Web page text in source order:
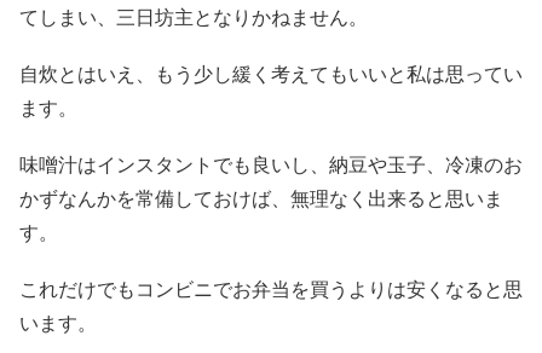
てしまい、三日坊主となりかねません。
自炊とはいえ、もう少し緩く考えてもいいと私は思ってい
ます。
味噌汁はインスタントでも良いし、納豆や玉子、冷凍のお
かずなんかを常備しておけば、無理なく出来ると思いま
す。
これだけでもコンビニでお弁当を買うよりは安くなると思
います。